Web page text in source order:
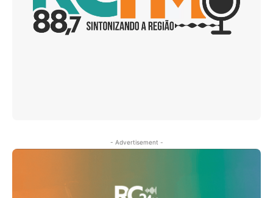
- Advertisement -